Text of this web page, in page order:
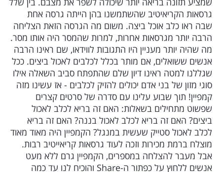
גרסאות הקריאיטיב שהשתמשנו בהן הייתה גרסה אחת
שבה ראו כלב אוכל ביצה. משום מה הגרסה הזאת הצליחה
הרבה יותר מגרסאות אחרות, למרות שהמסר היה אותו מסר.
מה שהיה יותר מעניין היו התגובות לווידאו, שם ראינו הרבה
אנשים ששואלים, אם מותר בכלל לכלבים לאכול ביצים. ככל
שגללנו למטה ראינו דיון שלם שהתפתח סביב השאלה אילו
סוגי מזון של בני אדם יכולים להזיק לכלבים - אז עשינו מזה
קמפיין! תוך שבוע עלינו עם סדרה של סרטים קצרים
שפשוט מתחילים בשאלות: האם זה בריא לכלב לאכול
ביצים? האם זה בריא לכלב לאכול בננה? האם זה בריא
לכלב לאכול סטייק שעשית במנגל? הקמפיין היה מאוד מאוד
מוצלח ברמת מכירות וזכה לעוד גרסאות קריאייטיב רבות.
אבל מעבר להצלחה במספרים, הקמפיין גרם ללא מעט
אנשים ללחוץ על כפתור ה-Share והוכיח לנו עד כמה